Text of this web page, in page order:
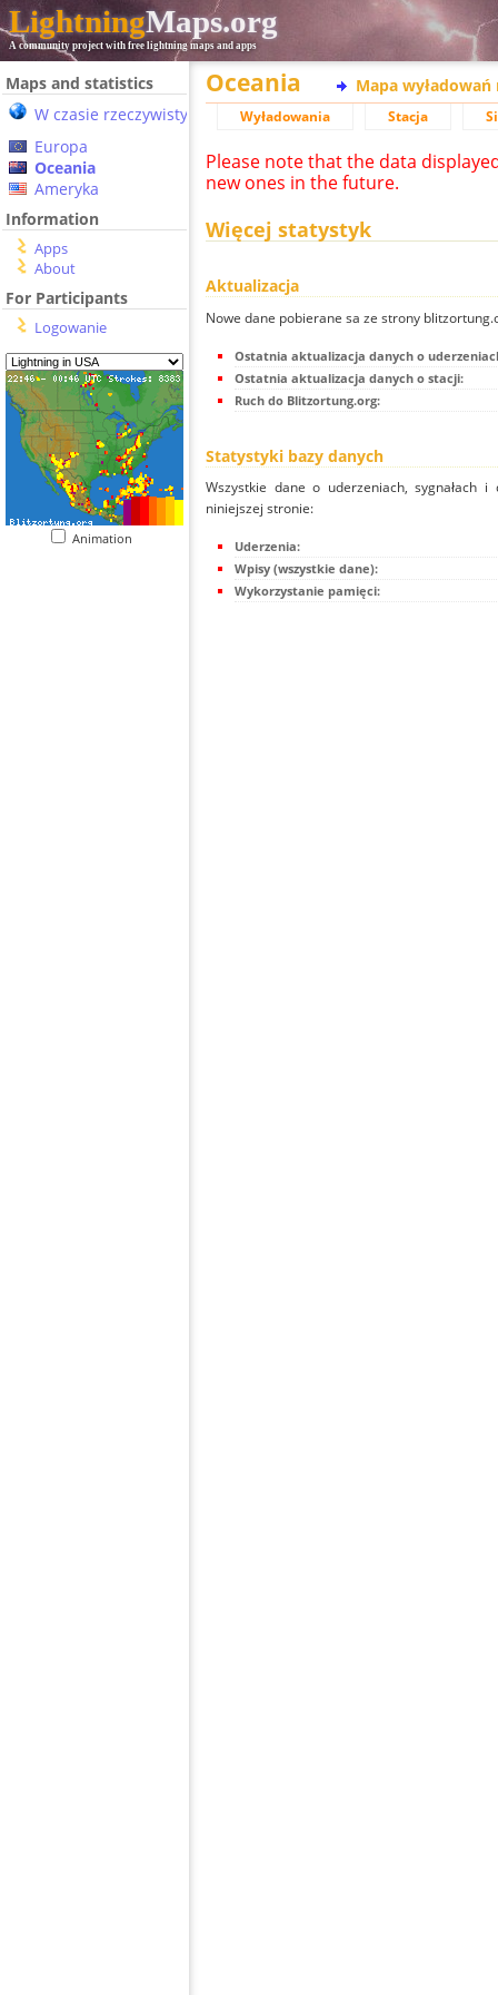
LightningMaps.org
A community project with free lightning maps and apps
Maps and statistics
W czasie rzeczywistym
Europa
Oceania
Ameryka
Information
Apps
About
For Participants
Logowanie
Animation
Oceania Mapa wyładowań
Wyładowania Stacja
Please note that the data
new ones in the future.
Więcej statystyk
Aktualizacja
Nowe dane pobierane sa ze strony
Ostatnia aktualizacja danych o
Ostatnia aktualizacja danych o stacji:
Ruch do Blitzortung.org:
Statystyki bazy danych
Wszystkie dane o uderzeniach, sygnałach
niniejszej stronie:
Uderzenia:
Wpisy (wszystkie dane):
Wykorzystanie pamięci: